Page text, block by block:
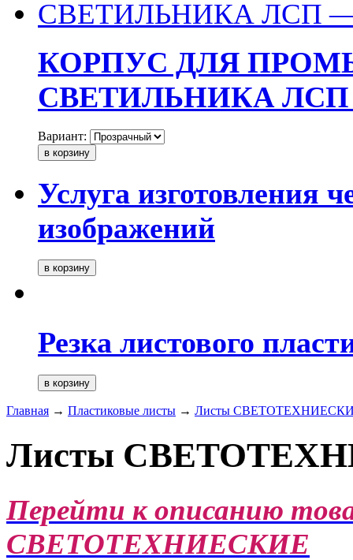
КОРПУС ДЛЯ
СВЕТИЛЬНИКА ЛСП
Вариант:
Услуга изготовления
изображений
Резка листового
Главная → Пластиковые листы → Листы
Листы
Перейти к описанию
СВЕТОТЕХНИЕСКИЕ